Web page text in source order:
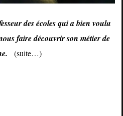
des écoles qui a bien voulu
faire découvrir son métier de
(suite…)